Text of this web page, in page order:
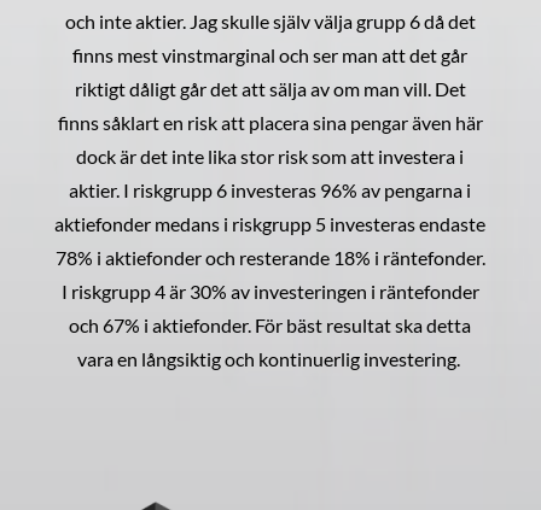
och inte aktier. Jag skulle själv välja grupp 6 då det
finns mest vinstmarginal och ser man att det går
riktigt dåligt går det att sälja av om man vill. Det
finns såklart en risk att placera sina pengar även här
dock är det inte lika stor risk som att investera i
aktier. I riskgrupp 6 investeras 96% av pengarna i
aktiefonder medans i riskgrupp 5 investeras endaste
78% i aktiefonder och resterande 18% i räntefonder.
I riskgrupp 4 är 30% av investeringen i räntefonder
och 67% i aktiefonder. För bäst resultat ska detta
vara en långsiktig och kontinuerlig investering.